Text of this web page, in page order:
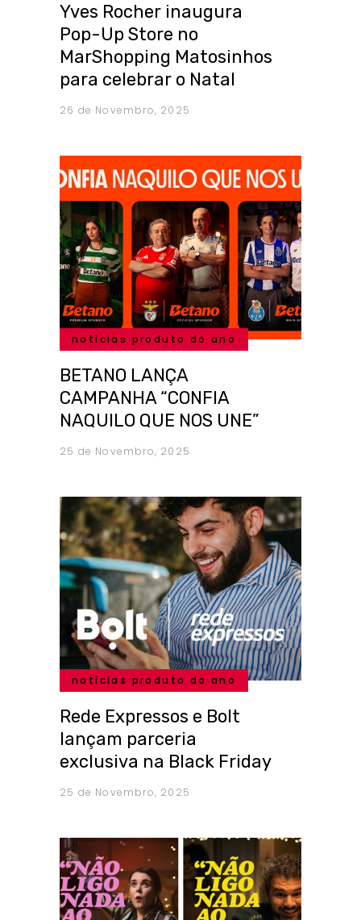
Yves Rocher inaugura
Pop-Up Store no
MarShopping Matosinhos
para celebrar o Natal
26 de Novembro, 2025
notícias produto do ano
BETANO LANÇA
CAMPANHA “CONFIA
NAQUILO QUE NOS UNE”
25 de Novembro, 2025
notícias produto do ano
Rede Expressos e Bolt
lançam parceria
exclusiva na Black Friday
25 de Novembro, 2025